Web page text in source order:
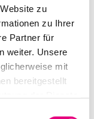
zu
zu Ihrer
Partner für
weiter. Unsere
mit
bereitgestellt